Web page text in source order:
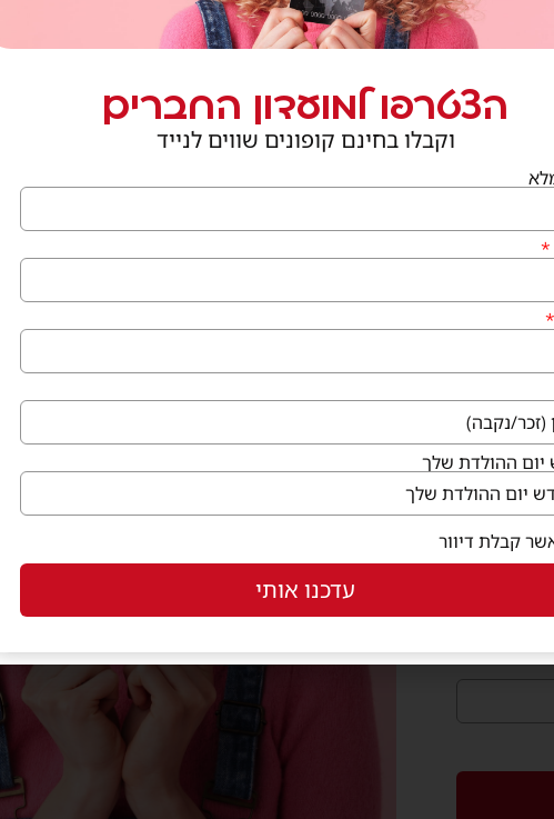
הצטרפו למועדון החברים
וקבלו בחינם קופונים שווים לנייד
יום ההולדת שלך
קבלת דיוור
עדכנו אותי